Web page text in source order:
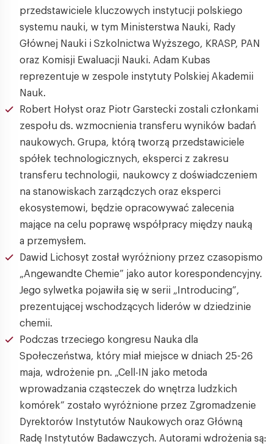
przedstawiciele kluczowych instytucji polskiego
systemu nauki, w tym Ministerstwa Nauki, Rady
Głównej Nauki i Szkolnictwa Wyższego, KRASP, PAN
oraz Komisji Ewaluacji Nauki. Adam Kubas
reprezentuje w zespole instytuty Polskiej Akademii
Nauk.
Robert Hołyst oraz Piotr Garstecki zostali członkami
zespołu ds. wzmocnienia transferu wyników badań
naukowych. Grupa, którą tworzą przedstawiciele
spółek technologicznych, eksperci z zakresu
transferu technologii, naukowcy z doświadczeniem
na stanowiskach zarządczych oraz eksperci
ekosystemowi, będzie opracowywać zalecenia
mające na celu poprawę współpracy między nauką
a przemysłem.
Dawid Lichosyt został wyróżniony przez czasopismo
„Angewandte Chemie” jako autor korespondencyjny.
Jego sylwetka pojawiła się w serii „Introducing”,
prezentującej wschodzących liderów w dziedzinie
chemii.
Podczas trzeciego kongresu Nauka dla
Społeczeństwa, który miał miejsce w dniach 25-26
maja, wdrożenie pn. „Cell-IN jako metoda
wprowadzania cząsteczek do wnętrza ludzkich
komórek” zostało wyróżnione przez Zgromadzenie
Dyrektorów Instytutów Naukowych oraz Główną
Radę Instytutów Badawczych. Autorami wdrożenia są: